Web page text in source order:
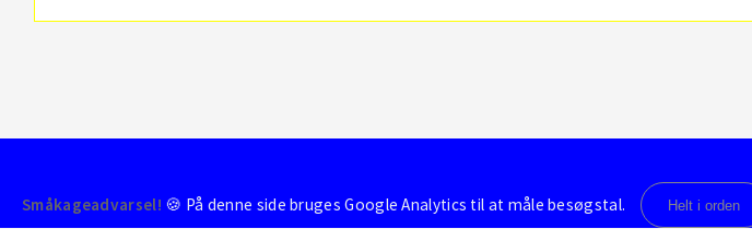
© 2004-2026 - BrondbyStats
Småkageadvarsel! 🍪 På denne side bruges Google Analytics til at måle besøgstal. Helt i orden